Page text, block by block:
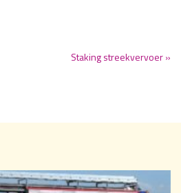
Staking streekvervoer »